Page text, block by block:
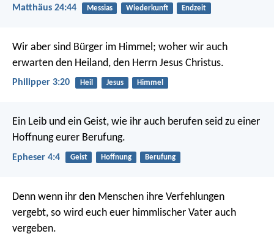
Matthäus 24:44 Messias Wiederkunft Endzeit
Wir aber sind Bürger im Himmel; woher wir auch
erwarten den Heiland, den Herrn Jesus Christus.
Philipper 3:20 Heil Jesus Himmel
Ein Leib und ein Geist, wie ihr auch berufen seid zu einer
Hoffnung eurer Berufung.
Epheser 4:4 Geist Hoffnung Berufung
Denn wenn ihr den Menschen ihre Verfehlungen
vergebt, so wird euch euer himmlischer Vater auch
vergeben.